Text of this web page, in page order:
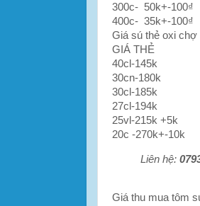
300c- 50k+-100₫
400c- 35k+-100₫
Giá sú thẻ oxi
GIÁ THẺ
40cl-145k
30cn-180k
30cl-185k
27cl-194k
25vl-215k +5k
20c -270k+-10k
Liên hệ:
Giá thu mua tôm